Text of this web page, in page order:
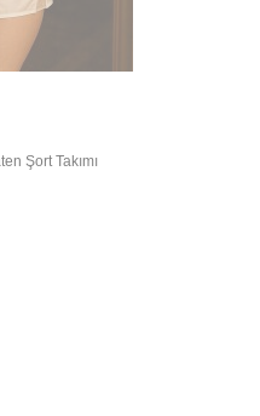
Şort Takımı